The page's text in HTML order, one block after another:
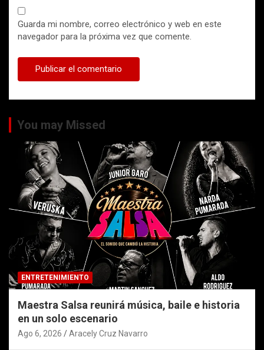
Guarda mi nombre, correo electrónico y web en este
navegador para la próxima vez que comente.
You may Missed
ENTRETENIMIENTO
Maestra Salsa reunirá música, baile e historia
en un solo escenario
Ago 6, 2026 Aracely Cruz Navarro